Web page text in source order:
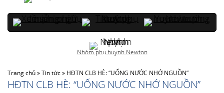
Trang chủ»Tin tức» HĐTN CLB HÈ: “UỐNG NƯỚC NHỚ NGUỒN”
HĐTN CLB HÈ: “UỐNG NƯỚC NHỚ NGUỒN”
Nhóm phụ huynh Newton